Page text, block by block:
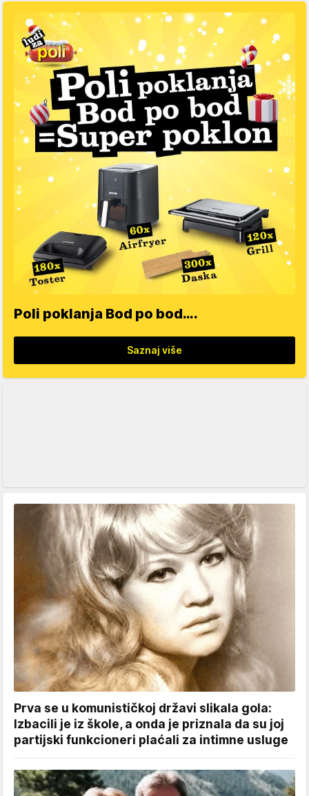
Poli poklanja Bod po bod….
Saznaj više
Prva se u komunističkoj državi slikala gola:
Izbacili je iz škole, a onda je priznala da su joj
partijski funkcioneri plaćali za intimne usluge